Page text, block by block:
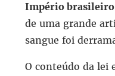
Império brasileiro
de uma grande
sangue foi
O conteúdo da lei